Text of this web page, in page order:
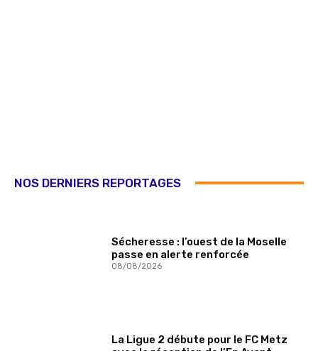
NOS DERNIERS REPORTAGES
Sécheresse : l’ouest de la Moselle
passe en alerte renforcée
08/08/2026
La Ligue 2 débute pour le FC Metz